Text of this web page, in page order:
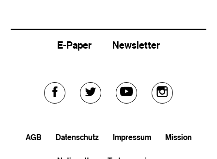
E-Paper Newsletter
Externer Externer Externer Externer
AGB Datenschutz Impressum Mission